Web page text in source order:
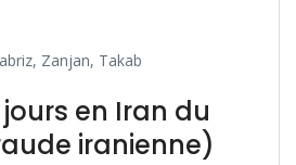
Zanjan, Takab
en Iran du
iranienne)